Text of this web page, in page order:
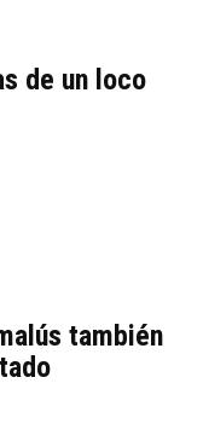
de un loco
también